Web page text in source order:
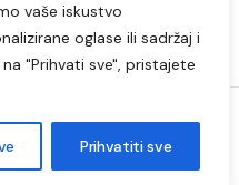
vaše iskustvo
oglase ili sadržaj i
"Prihvati sve", pristajete
Prihvatiti sve
Sport
vrijeme